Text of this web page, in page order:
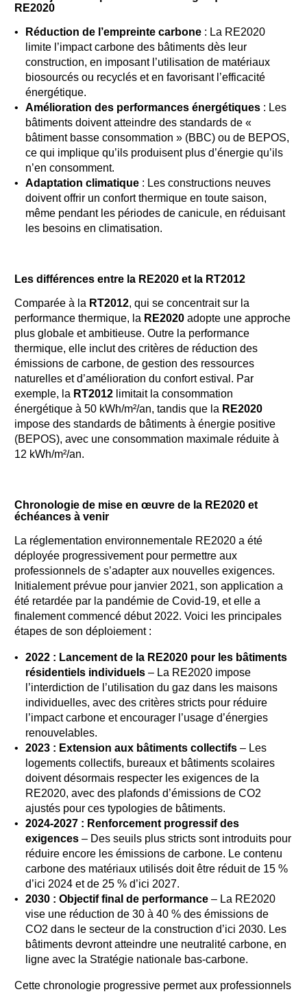
RE2020
Réduction de l’empreinte carbone : La RE2020
limite l’impact carbone des bâtiments dès leur
construction, en imposant l’utilisation de matériaux
biosourcés ou recyclés et en favorisant l’efficacité
énergétique.
Amélioration des performances énergétiques : Les
bâtiments doivent atteindre des standards de «
bâtiment basse consommation » (BBC) ou de BEPOS,
ce qui implique qu’ils produisent plus d’énergie qu’ils
n’en consomment.
Adaptation climatique : Les constructions neuves
doivent offrir un confort thermique en toute saison,
même pendant les périodes de canicule, en réduisant
les besoins en climatisation.
Les différences entre la RE2020 et la RT2012
Comparée à la RT2012, qui se concentrait sur la
performance thermique, la RE2020 adopte une approche
plus globale et ambitieuse. Outre la performance
thermique, elle inclut des critères de réduction des
émissions de carbone, de gestion des ressources
naturelles et d’amélioration du confort estival. Par
exemple, la RT2012 limitait la consommation
énergétique à 50 kWh/m²/an, tandis que la RE2020
impose des standards de bâtiments à énergie positive
(BEPOS), avec une consommation maximale réduite à
12 kWh/m²/an.
Chronologie de mise en œuvre de la RE2020 et
échéances à venir
La réglementation environnementale RE2020 a été
déployée progressivement pour permettre aux
professionnels de s’adapter aux nouvelles exigences.
Initialement prévue pour janvier 2021, son application a
été retardée par la pandémie de Covid-19, et elle a
finalement commencé début 2022. Voici les principales
étapes de son déploiement :
2022 : Lancement de la RE2020 pour les bâtiments
résidentiels individuels – La RE2020 impose
l’interdiction de l’utilisation du gaz dans les maisons
individuelles, avec des critères stricts pour réduire
l’impact carbone et encourager l’usage d’énergies
renouvelables.
2023 : Extension aux bâtiments collectifs – Les
logements collectifs, bureaux et bâtiments scolaires
doivent désormais respecter les exigences de la
RE2020, avec des plafonds d’émissions de CO2
ajustés pour ces typologies de bâtiments.
2024-2027 : Renforcement progressif des
exigences – Des seuils plus stricts sont introduits pour
réduire encore les émissions de carbone. Le contenu
carbone des matériaux utilisés doit être réduit de 15 %
d’ici 2024 et de 25 % d’ici 2027.
2030 : Objectif final de performance – La RE2020
vise une réduction de 30 à 40 % des émissions de
CO2 dans le secteur de la construction d’ici 2030. Les
bâtiments devront atteindre une neutralité carbone, en
ligne avec la Stratégie nationale bas-carbone.
Cette chronologie progressive permet aux professionnels